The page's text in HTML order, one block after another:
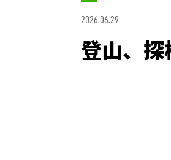
2026.06.29
登山、